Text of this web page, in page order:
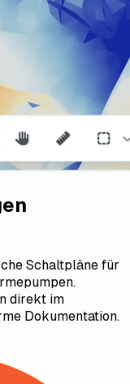
Schaltpläne für
direkt im
Dokumentation.